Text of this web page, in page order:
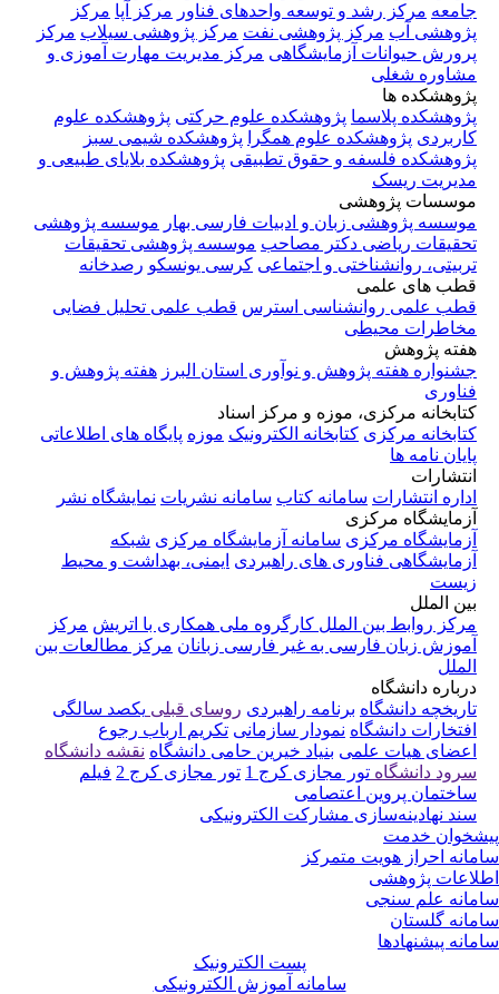
جامعه مرکز رشد و توسعه واحدهای فناور مرکز آپا مرکز
پژوهشی آب مرکز پژوهشی نفت مرکز پژوهشی سیلاب مرکز
پرورش حیوانات آزمایشگاهی مرکز مدیریت مهارت آموزی و
مشاوره شغلی
پژوهشکده ها
پژوهشکده پلاسما پژوهشکده علوم حرکتی پژوهشکده علوم
کاربردی پژوهشکده علوم همگرا
پژوهشکده شیمی سبز
پژوهشکده فلسفه و حقوق تطبیقی پژوهشکده بلایای طبیعی و
مدیریت ریسک
موسسات پژوهشی
موسسه پژوهشی زبان و ادبیات فارسی بهار موسسه پژوهشی
تحقیقات ریاضی دکتر مصاحب موسسه پژوهشی تحقیقات
تربیتی، روانشناختی و اجتماعی کرسی یونسکو رصدخانه
قطب های علمی
قطب علمی روانشناسی استرس قطب علمی تحلیل فضایی
مخاطرات محیطی
هفته پژوهش
جشنواره هفته پژوهش و نوآوری استان البرز هفته پژوهش و
فناوری
کتابخانه مرکزی، موزه و مرکز اسناد
کتابخانه مرکزی کتابخانه الکترونیک موزه پایگاه های اطلاعاتی
پایان نامه ها
انتشارات
اداره انتشارات سامانه کتاب سامانه نشریات نمایشگاه نشر
آزمایشگاه مرکزی
آزمایشگاه مرکزی سامانه آزمایشگاه مرکزی شبکه
آزمایشگاهی فناوری های راهبردی ایمنی، بهداشت و محیط
زیست
بین الملل
مرکز روابط بین الملل کارگروه ملی همکاری با اتریش مرکز
آموزش زبان فارسی به غیر فارسی زبانان مرکز مطالعات بین
الملل
درباره دانشگاه
تاریخچه دانشگاه برنامه راهبردی روسای قبلی یکصد سالگی
افتخارات دانشگاه نمودار سازمانی تکریم ارباب رجوع
اعضای هیات علمی بنیاد خیرین حامی دانشگاه نقشه دانشگاه
سرود دانشگاه تور مجازی کرج 1 تور مجازی کرج 2
فیلم
ساختمان پروین اعتصامی
سند نهادینه‌سازی مشارکت الکترونیکی
پیشخوان خدمت
سامانه احراز هویت متمرکز
اطلاعات پژوهشی
سامانه علم سنجی
سامانه گلستان
سامانه پیشنهادها
پست الکترونیک
سامانه آموزش الکترونیکی